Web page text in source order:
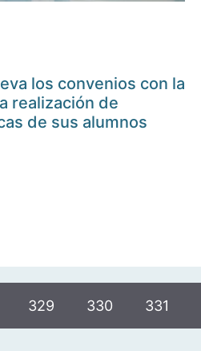
los convenios con la
realización de
de sus alumnos
329 330 331